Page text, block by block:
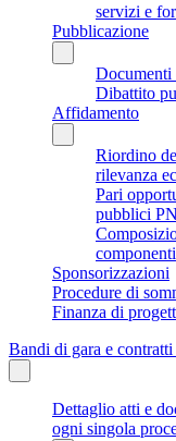
servizi e
Pubblicazione
Documenti
Dibattito
Affidamento
Riordino
rilevanza
Pari
pubblici
componenti
Sponsorizzazioni
Procedure di
Finanza di
Bandi di gara e
Dettaglio atti e
ogni singola